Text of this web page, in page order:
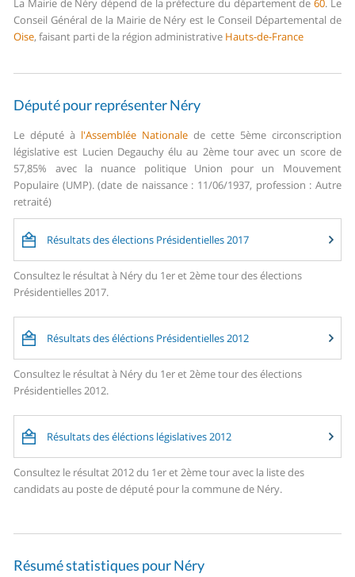
La Mairie de Néry dépend de la préfecture du département de60. Le
Conseil Général de la Mairie de Néry est le Conseil Départemental de
Oise, faisant parti de la région administrative Hauts-de-France
Député pour représenter Néry
Le député à l'Assemblée Nationale de cette 5ème circonscription
législative est Lucien Degauchy élu au 2ème tour avec un score de
57,85% avec la nuance politique Union pour un Mouvement
Populaire (UMP). (date de naissance : 11/06/1937, profession : Autre
retraité)
Résultats des élections Présidentielles 2017
Consultez le résultat à Néry du 1er et 2ème tour des élections
Présidentielles 2017.
Résultats des éléctions Présidentielles 2012
Consultez le résultat à Néry du 1er et 2ème tour des élections
Présidentielles 2012.
Résultats des éléctions législatives 2012
Consultez le résultat 2012 du 1er et 2ème tour avec la liste des
candidats au poste de député pour la commune de Néry.
Résumé statistiques pour Néry